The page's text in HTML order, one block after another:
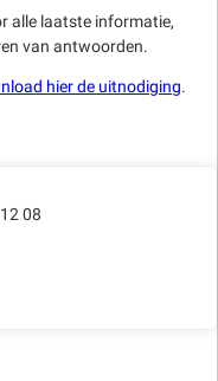
alle laatste informatie,
van antwoorden.
hier de uitnodiging.
08